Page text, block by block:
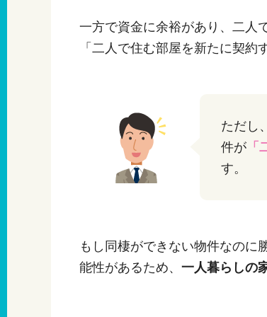
一方で資金に余裕があり、二人
「二人で住む部屋を新たに契約
ただし
件が 「
す。
もし同棲ができない物件なのに
能性があるため、 一人暮らしの